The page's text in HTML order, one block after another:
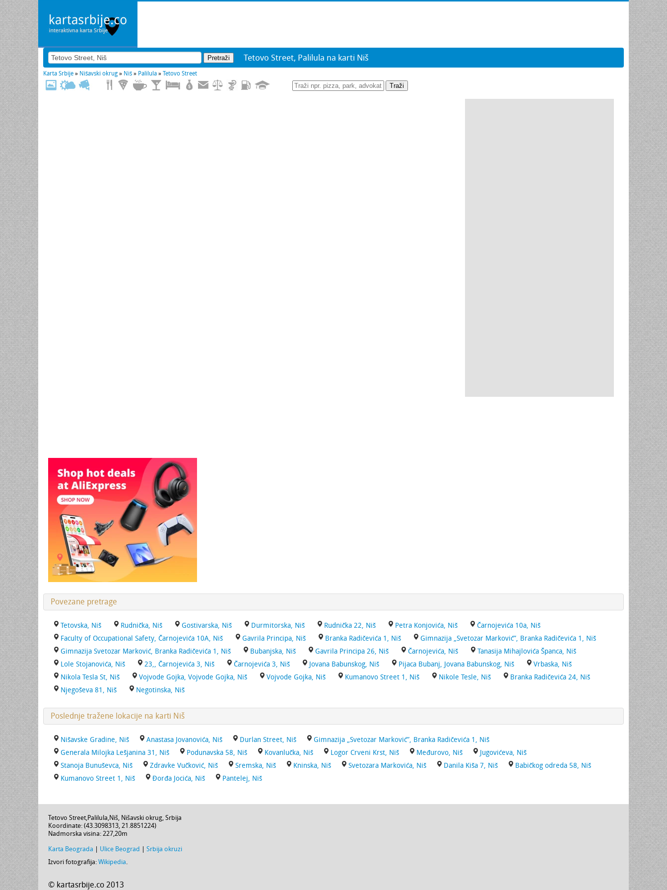
Tetovo Street, Palilula na karti Niš
Karta Srbije » Nišavski okrug » Niš » Palilula » Tetovo Street
Traži
Povezane pretrage
Tetovska, Niš Rudnička, Niš Gostivarska, Niš Durmitorska, Niš Rudnička 22, Niš Petra Konjovića, Niš
Čarnojevića 10a, Niš
Faculty of Occupational Safety, Čarnojevića 10A, Niš
Gavrila Principa, Niš Branka Radičevića 1, Niš
Gimnazija „Svetozar Marković”, Branka Radičevića 1, Niš
Gimnazija Svetozar Marković, Branka Radičevića 1, Niš
Bubanjska, Niš Gavrila Principa 26, Niš Čarnojevića, Niš
Tanasija Mihajlovića Španca, Niš
Lole Stojanovića, Niš
23,, Čarnojevića 3, Niš Čarnojevića 3, Niš Jovana Babunskog, Niš Pijaca Bubanj, Jovana Babunskog, Niš
Vrbaska, Niš
Nikola Tesla St, Niš
Vojvode Gojka, Vojvode Gojka, Niš Vojvode Gojka, Niš Kumanovo Street 1, Niš Nikole Tesle, Niš
Branka Radičevića 24, Niš
Njegoševa 81, Niš
Negotinska, Niš
Poslednje tražene lokacije na karti Niš
Nišavske Gradine, Niš Anastasa Jovanovića, Niš Durlan Street, Niš
Gimnazija „Svetozar Marković”, Branka Radičevića 1, Niš
Generala Milojka Lešjanina 31, Niš
Podunavska 58, Niš Kovanlučka, Niš Logor Crveni Krst, Niš Međurovo, Niš
Jugovićeva, Niš
Stanoja Bunuševca, Niš
Zdravke Vučković, Niš Sremska, Niš Kninska, Niš Svetozara Markovića, Niš Danila Kiša 7, Niš
Babičkog odreda 58, Niš
Kumanovo Street 1, Niš
Đorđa Jocića, Niš Pantelej, Niš
Tetovo Street,Palilula,Niš, Nišavski okrug, Srbija
Koordinate: (43.3098313, 21.8851224)
Nadmorska visina: 227,20m
Karta Beograda Ulice Beograd
Srbija okruzi
Izvori fotografija: Wikipedia.
© kartasrbije.co 2013